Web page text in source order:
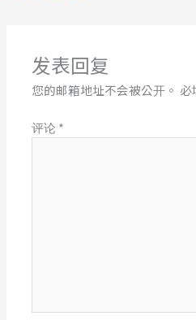
发表回复
您的邮箱地址不会被公开。 必
评论 *